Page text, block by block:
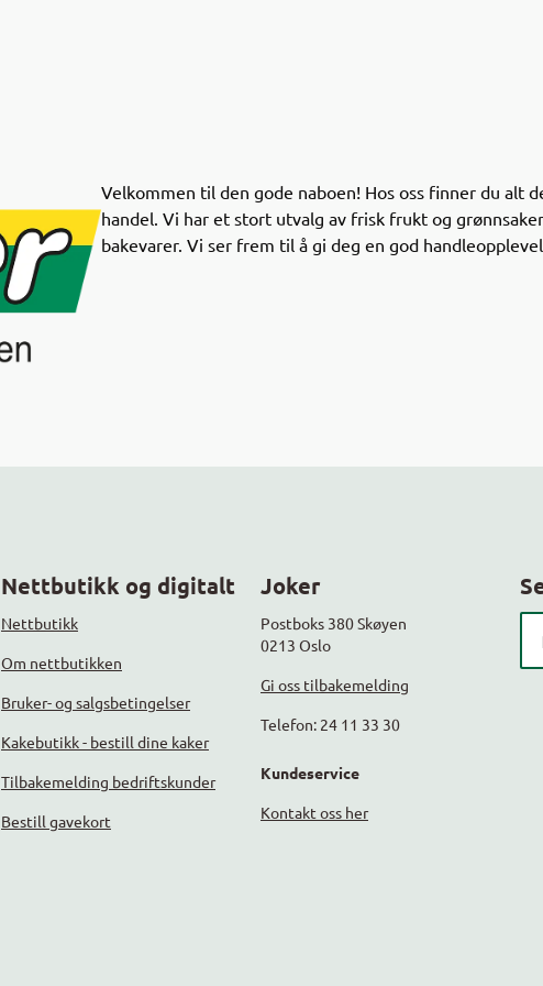
Velkommen til den gode naboen! Hos oss finner du alt
handel. Vi har et stort utvalg av frisk frukt og
bakevarer. Vi ser frem til å gi deg en god
Nettbutikk og digitalt
Nettbutikk
Om nettbutikken
Bruker- og salgsbetingelser
Kakebutikk - bestill dine kaker
Tilbakemelding bedriftskunder
Bestill gavekort
Joker
Postboks 380 Skøyen
0213 Oslo
Gi oss tilbakemelding
Telefon: 24 11 33 30
Kundeservice
Kontakt oss her